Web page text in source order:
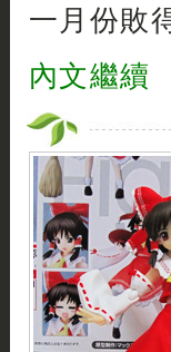
一月份敗
內文繼續